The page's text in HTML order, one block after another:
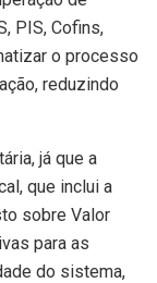
PIS, Cofins,
o processo
reduzindo
já que a
que inclui a
sobre Valor
para as
do sistema,